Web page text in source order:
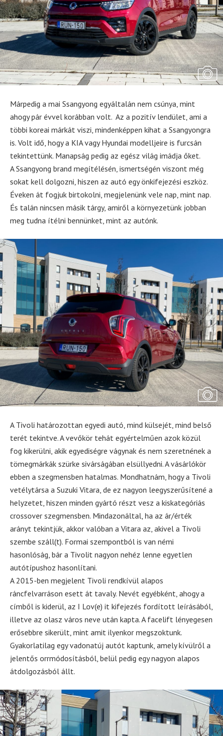
Márpedig a mai Ssangyong egyáltalán nem csúnya, mint
ahogy pár évvel korábban volt. Az a pozitív lendület, ami a
többi koreai márkát viszi, mindenképpen kihat a Ssangyongra
is. Volt idő, hogy a KIA vagy Hyundai modelljeire is furcsán
tekintettünk. Manapság pedig az egész világ imádja őket.
A Ssangyong brand megítélésén, ismertségén viszont még
sokat kell dolgozni, hiszen az autó egy önkifejezési eszköz.
Éveken át fogjuk birtokolni, megjelenünk vele nap, mint nap.
És talán nincsen másik tárgy, amiről a környezetünk jobban
meg tudna ítélni bennünket, mint az autónk.
A Tivoli határozottan egyedi autó, mind külsejét, mind belső
terét tekintve. A vevőkör tehát egyértelműen azok közül
fog kikerülni, akik egyediségre vágynak és nem szeretnének a
tömegmárkák szürke sivárságában elsüllyedni. A vásárlókör
ebben a szegmensben hatalmas. Mondhatnám, hogy a Tivoli
vetélytársa a Suzuki Vitara, de ez nagyon leegyszerűsítené a
helyzetet, hiszen minden gyártó részt vesz a kiskategóriás
crossover szegmensben. Mindazonáltal, ha az ár/érték
arányt tekintjük, akkor valóban a Vitara az, akivel a Tivoli
szembe száll(t). Formai szempontból is van némi
hasonlóság, bár a Tivolit nagyon nehéz lenne egyetlen
autótípushoz hasonlítani.
A 2015-ben megjelent Tivoli rendkívül alapos
ráncfelvarráson esett át tavaly. Nevét egyébként, ahogy a
címből is kiderül, az I Lov(e) it kifejezés fordított leírásából,
illetve az olasz város neve után kapta. A facelift lényegesen
erősebbre sikerült, mint amit ilyenkor megszoktunk.
Gyakorlatilag egy vadonatúj autót kaptunk, amely kívülről a
jelentős orrmódosításból, belül pedig egy nagyon alapos
átdolgozásból állt.